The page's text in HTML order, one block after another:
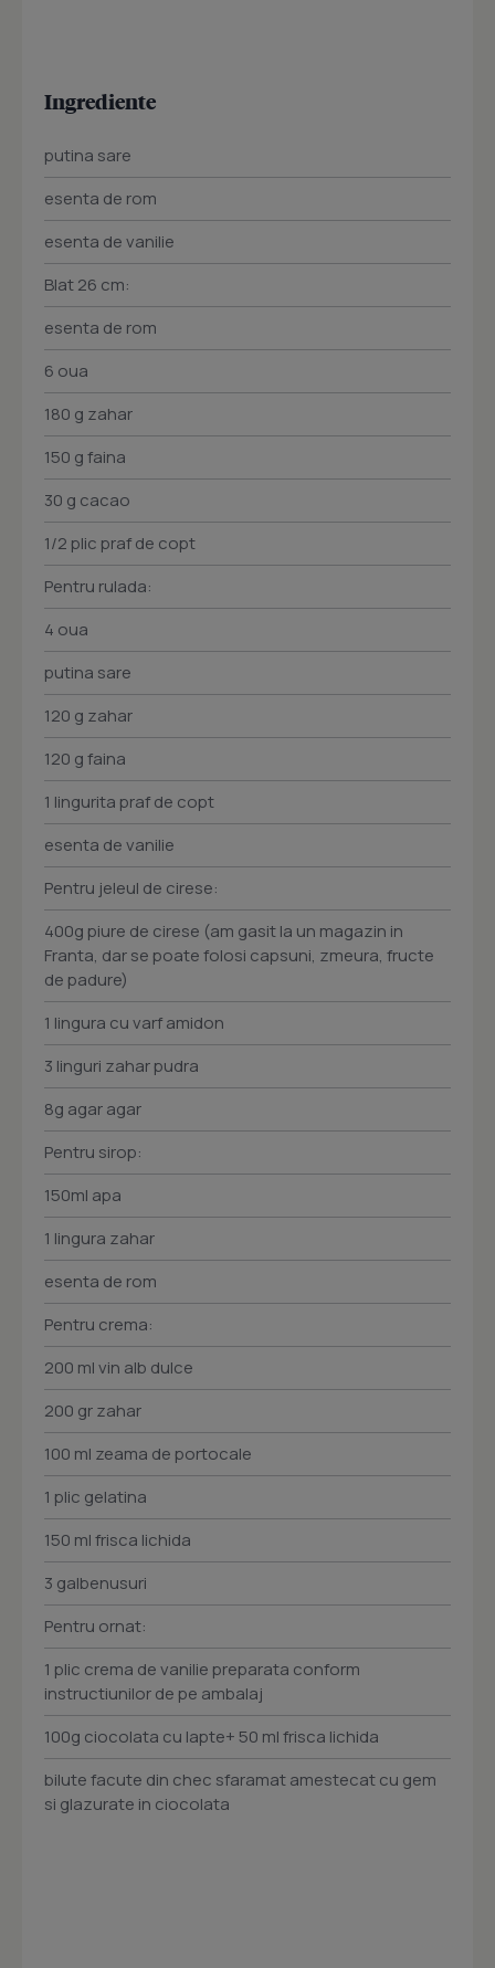
Ingrediente
putina sare
esenta de rom
esenta de vanilie
Blat 26 cm:
esenta de rom
6 oua
180 g zahar
150 g faina
30 g cacao
1/2 plic praf de copt
Pentru rulada:
4 oua
putina sare
120 g zahar
120 g faina
1 lingurita praf de copt
esenta de vanilie
Pentru jeleul de cirese:
400g piure de cirese (am gasit la un magazin in
Franta, dar se poate folosi capsuni, zmeura, fructe
de padure)
1 lingura cu varf amidon
3 linguri zahar pudra
8g agar agar
Pentru sirop:
150ml apa
1 lingura zahar
esenta de rom
Pentru crema:
200 ml vin alb dulce
200 gr zahar
100 ml zeama de portocale
1 plic gelatina
150 ml frisca lichida
3 galbenusuri
Pentru ornat:
1 plic crema de vanilie preparata conform
instructiunilor de pe ambalaj
100g ciocolata cu lapte+ 50 ml frisca lichida
bilute facute din chec sfaramat amestecat cu gem
si glazurate in ciocolata